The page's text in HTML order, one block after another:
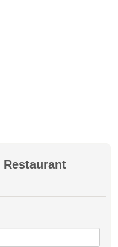
Restaurant